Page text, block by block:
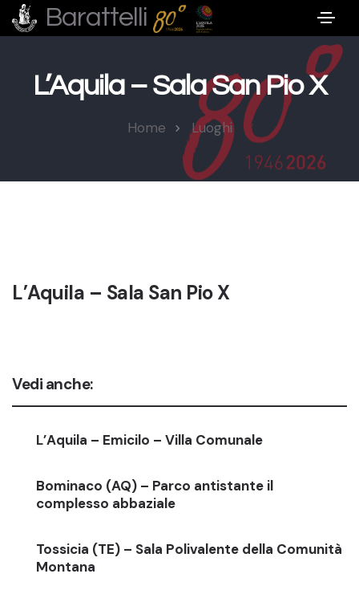
Barattelli
L’Aquila – Sala San Pio X
Home Luoghi
L’Aquila – Sala San Pio X
Vedi anche:
L’Aquila – Emicilo – Villa Comunale
Bominaco (AQ) – Parco antistante il
complesso abbaziale
Tossicia (TE) – Sala Polivalente della Comunità
Montana